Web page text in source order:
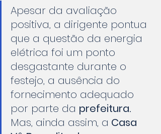
Apesar da avaliação
positiva, a dirigente pontua
que a questão da energia
elétrica foi um ponto
desgastante durante o
festejo, a ausência do
fornecimento adequado
por parte da prefeitura.
Mas, ainda assim, a Casa